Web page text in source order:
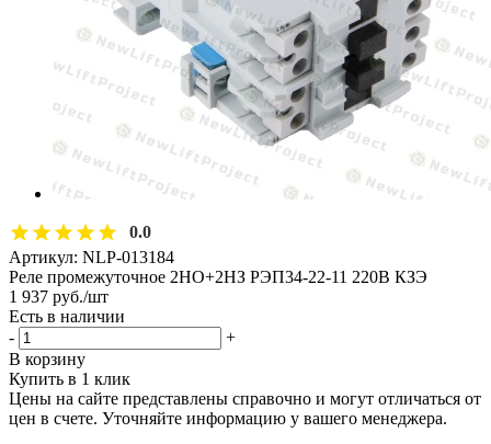
0.0
Артикул: NLP-013184
Реле промежуточное 2НО+2НЗ РЭП34-22-11 220В КЗЭ
1 937 руб./шт
Есть в наличии
-
+
В корзину
Купить в 1 клик
Цены на сайте представлены справочно и могут отличаться от
цен в счете. Уточняйте информацию у вашего менеджера.